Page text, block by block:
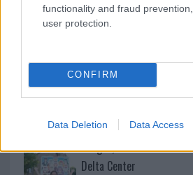
functionality and fraud
user protection.
CONFIRM
Data Deletion Data Access
Incidente sulla provinciale
Incidente sulla strada
Sangue, musica e
Delta Center